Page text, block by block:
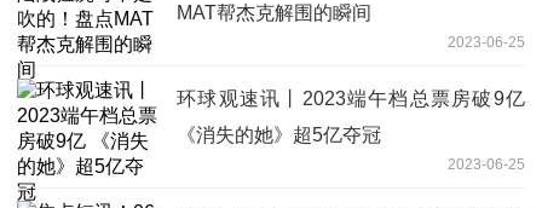
MAT帮杰克解围的瞬间
2023-06-25
环球观速讯丨2023端午档总票房破9亿
《消失的她》超5亿夺冠
2023-06-25